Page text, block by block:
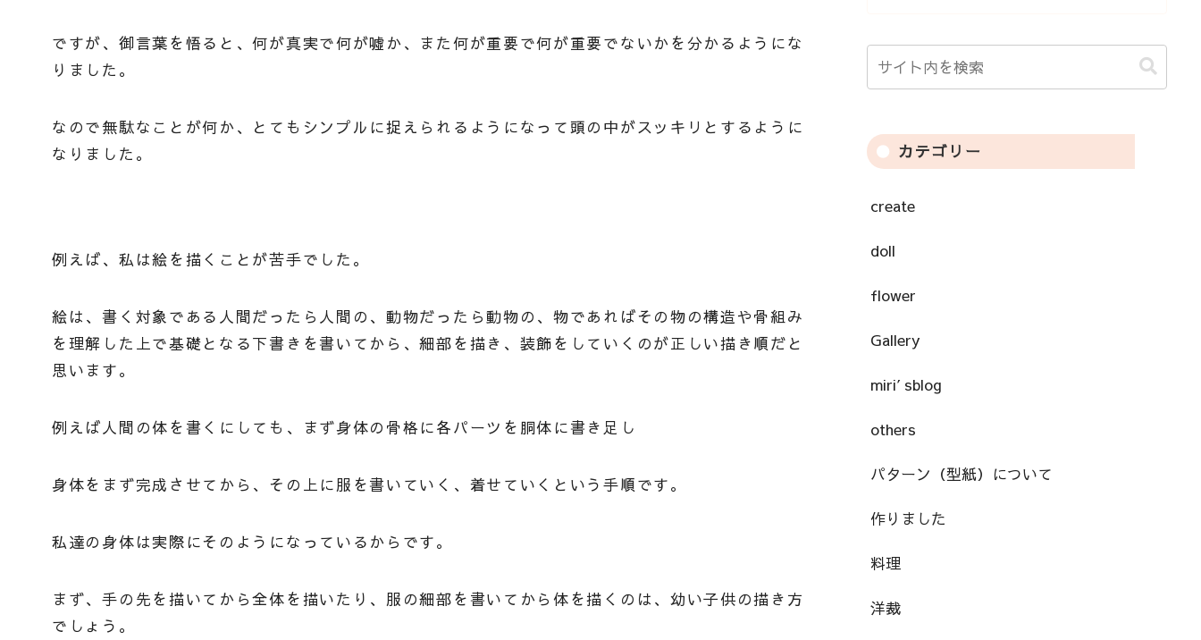
ですが、御言葉を悟ると、何が真実で何が噓か、また何が重要で何が重要でないかを分かるようにな
りました。
なので無駄なことが何か、とてもシンプルに捉えられるようになって頭の中がスッキリとするように
なりました。
例えば、私は絵を描くことが苦手でした。
絵は、書く対象である人間だったら人間の、動物だったら動物の、物であればその物の構造や骨組み
を理解した上で基礎となる下書きを書いてから、細部を描き、装飾をしていくのが正しい描き順だと
思います。
例えば人間の体を書くにしても、まず身体の骨格に各パーツを胴体に書き足し
身体をまず完成させてから、その上に服を書いていく、着せていくという手順です。
私達の身体は実際にそのようになっているからです。
まず、手の先を描いてから全体を描いたり、服の細部を書いてから体を描くのは、幼い子供の描き方
でしょう。
カテゴリー
create
doll
flower
Gallery
miri′sblog
others
パターン（型紙）について
作りました
料理
洋裁